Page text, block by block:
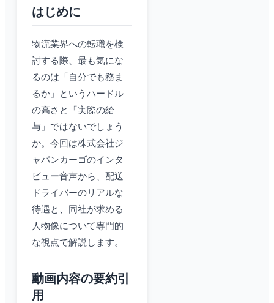
はじめに
物流業界への転職を検
討する際、最も気にな
るのは「自分でも務ま
るか」というハードル
の高さと「実際の給
与」ではないでしょう
か。今回は株式会社ジ
ャパンカーゴのインタ
ビュー音声から、配送
ドライバーのリアルな
待遇と、同社が求める
人物像について専門的
な視点で解説します。
動画内容の要約引
用